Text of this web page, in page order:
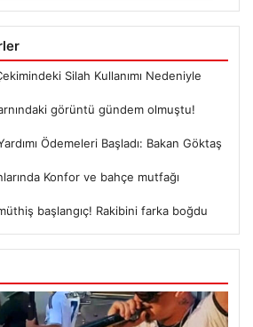
Silah Kullanımı Nedeniyle
görüntü gündem olmuştu!
Ödemeleri Başladı: Bakan Göktaş
Konfor ve bahçe mutfağı
başlangıç! Rakibini farka boğdu